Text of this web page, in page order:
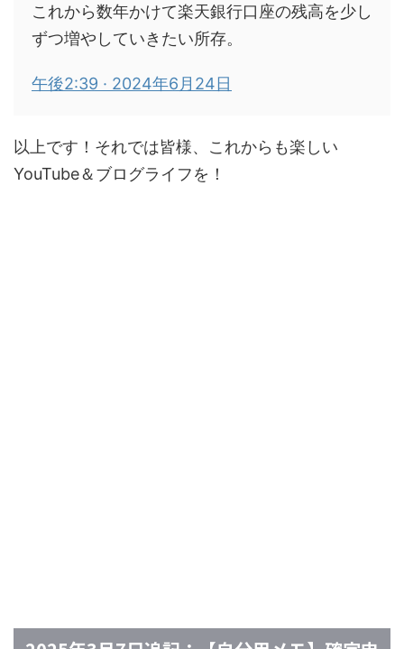
これから数年かけて楽天銀行口座の残高を少し
ずつ増やしていきたい所存。
午後2:39 · 2024年6月24日
以上です！それでは皆様、これからも楽しい
YouTube＆ブログライフを！